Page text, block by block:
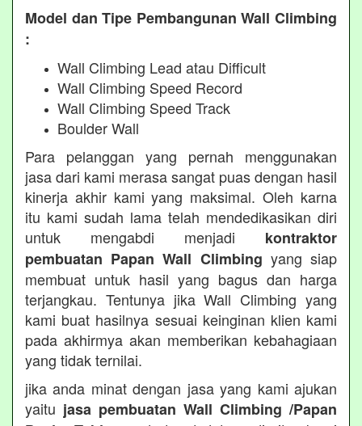
Model dan Tipe Pembangunan Wall Climbing
:
Wall Climbing Lead atau Difficult
Wall Climbing Speed Record
Wall Climbing Speed Track
Boulder Wall
Para pelanggan yang pernah menggunakan
jasa dari kami merasa sangat puas dengan hasil
kinerja akhir kami yang maksimal. Oleh karna
itu kami sudah lama telah mendedikasikan diri
untuk mengabdi menjadi kontraktor
pembuatan Papan Wall Climbing yang siap
membuat untuk hasil yang bagus dan harga
terjangkau. Tentunya jika Wall Climbing yang
kami buat hasilnya sesuai keinginan klien kami
pada akhirmya akan memberikan kebahagiaan
yang tidak ternilai.
jika anda minat dengan jasa yang kami ajukan
yaitu jasa pembuatan Wall Climbing /Papan